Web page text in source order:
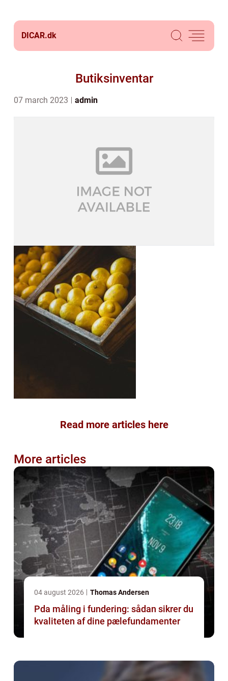
DICAR.dk
Butiksinventar
07 march 2023 admin
Read more articles here
More articles
04 august 2026 Thomas Andersen
Pda måling i fundering: sådan sikrer du
kvaliteten af dine pælefundamenter